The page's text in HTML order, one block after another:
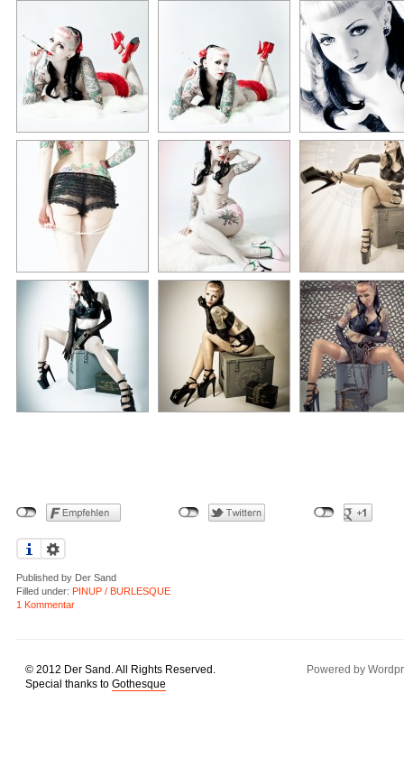
Published byDer Sand
Filled under: PINUP / BURLESQUE
1 Kommentar
© 2012 Der Sand. All Rights Reserved.
Special thanks to Gothesque
Powered by